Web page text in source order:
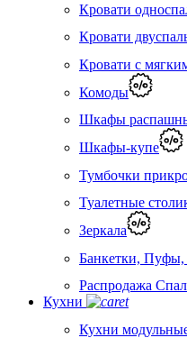
Кровати
Кровати
Кровати с
Комоды
Шкафы
Шкафы-купе
Тумбочки
Туалетные
Зеркала
Банкетки, Пуфы,
Распродажа
Кухни
Кухни